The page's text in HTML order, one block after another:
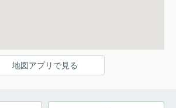
地図アプリで見る